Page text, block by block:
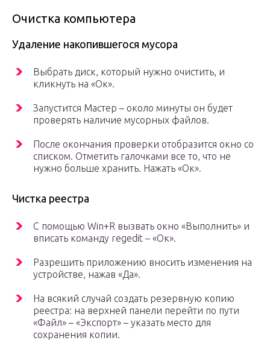
Очистка компьютера
Удаление накопившегося мусора
Выбрать диск, который нужно очистить, и
кликнуть на «Ок».
Запустится Мастер – около минуты он будет
проверять наличие мусорных файлов.
После окончания проверки отобразится окно со
списком. Отметить галочками все то, что не
нужно больше хранить. Нажать «Ок».
Чистка реестра
С помощью Win+R вызвать окно «Выполнить» и
вписать команду regedit – «Ок».
Разрешить приложению вносить изменения на
устройстве, нажав «Да».
На всякий случай создать резервную копию
реестра: на верхней панели перейти по пути
«Файл» – «Экспорт» – указать место для
сохранения копии.